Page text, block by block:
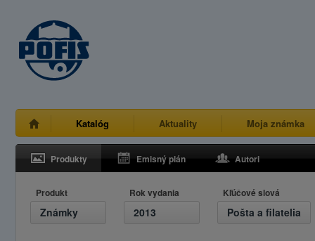
Katalóg Aktuality Moja známka
Produkty Emisný plán Autori
Produkt
Známky
Rok vydania
2013
Kľúčové slová
Pošta a filatelia